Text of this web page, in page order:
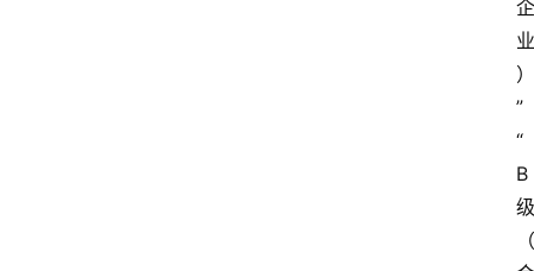
企
业
）
”
“
B
级
（